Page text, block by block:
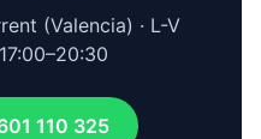
(Valencia) · L-V
110 325